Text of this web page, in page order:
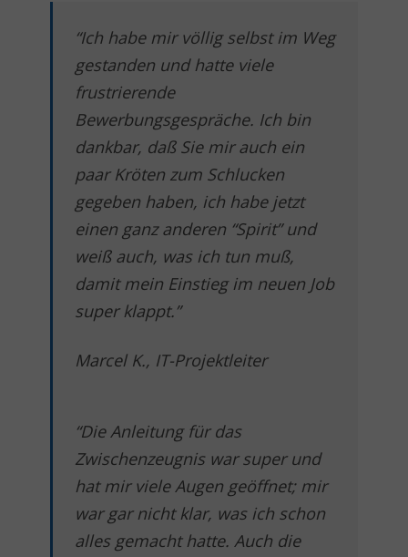
“Ich habe mir völlig selbst im Weg
gestanden und hatte viele
frustrierende
Bewerbungsgespräche. Ich bin
dankbar, daß Sie mir auch ein
paar Kröten zum Schlucken
gegeben haben, ich habe jetzt
einen ganz anderen “Spirit” und
weiß auch, was ich tun muß,
damit mein Einstieg im neuen Job
super klappt.”
Marcel K., IT-Projektleiter
“Die Anleitung für das
Zwischenzeugnis war super und
hat mir viele Augen geöffnet; mir
war gar nicht klar, was ich schon
alles gemacht hatte. Auch die